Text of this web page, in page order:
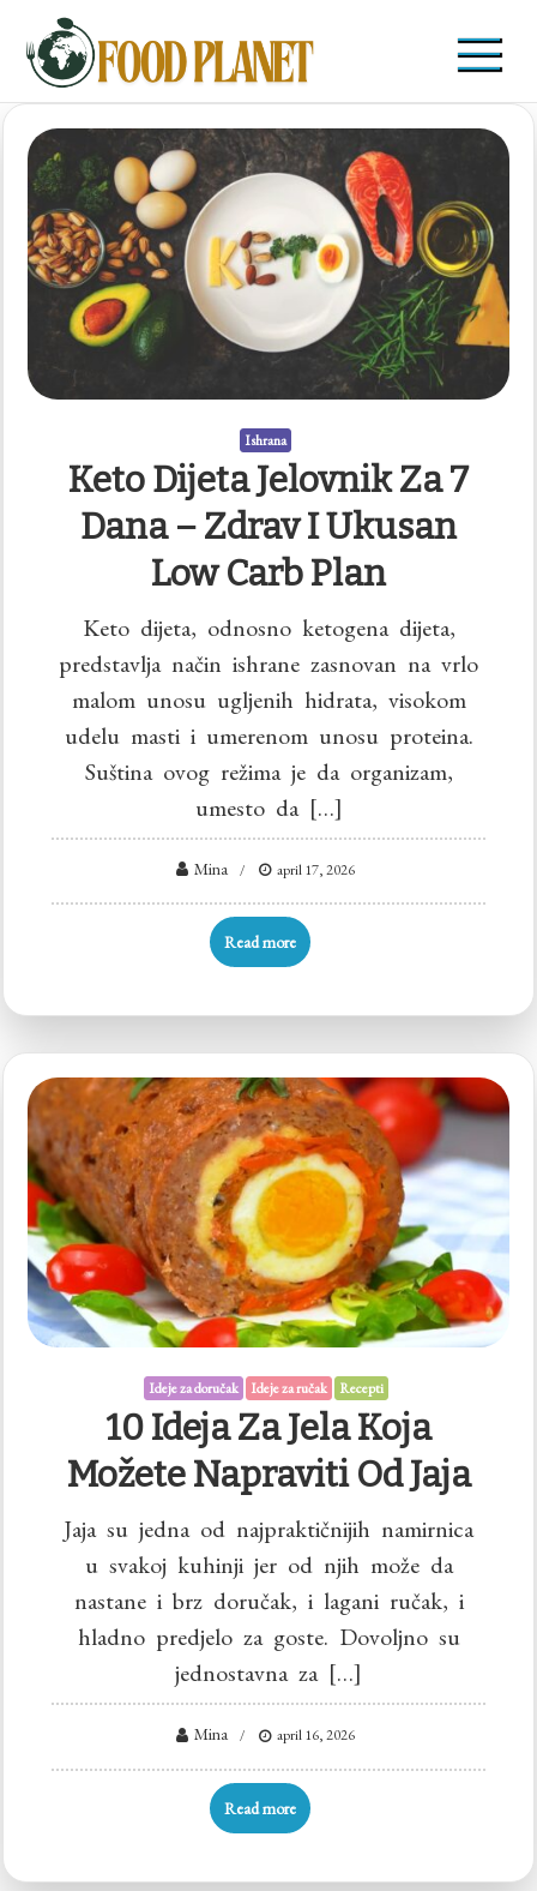
content
Food Planet
Zdravi recepti i saveti
Ishrana
Keto Dijeta Jelovnik Za 7
Dana – Zdrav I Ukusan
Low Carb Plan
Keto dijeta, odnosno ketogena dijeta,
predstavlja način ishrane zasnovan na vrlo
malom unosu ugljenih hidrata, visokom
udelu masti i umerenom unosu proteina.
Suština ovog režima je da organizam,
umesto da […]
Mina april 17, 2026
Read more
Ideje za doručak Ideje za ručak Recepti
10 Ideja Za Jela Koja
Možete Napraviti Od Jaja
Jaja su jedna od najpraktičnijih namirnica
u svakoj kuhinji jer od njih može da
nastane i brz doručak, i lagani ručak, i
hladno predjelo za goste. Dovoljno su
jednostavna za […]
Mina april 16, 2026
Read more